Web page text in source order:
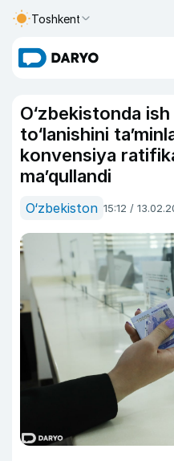
Toshkent
O‘zbekistonda
to‘lanishini
konvensiya
maʼqullandi
O‘zbekiston 15:12 /